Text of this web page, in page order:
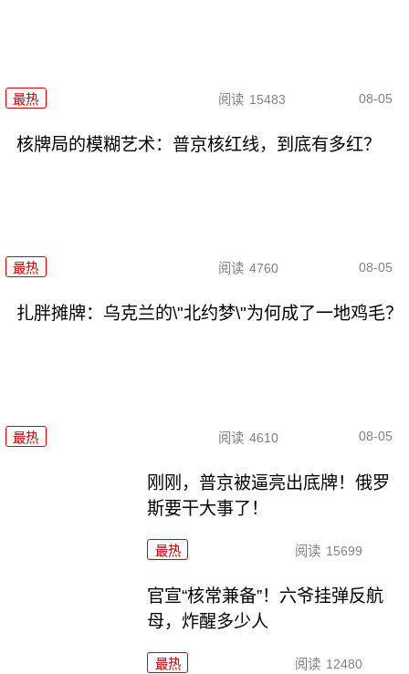
最热 阅读 15483 08-05
核牌局的模糊艺术：普京核红线，到底有多红？
最热 阅读 4760 08-05
扎胖摊牌：乌克兰的\"北约梦\"为何成了一地鸡毛？
最热 阅读 4610 08-05
刚刚，普京被逼亮出底牌！俄罗
斯要干大事了！
最热 阅读 15699
官宣“核常兼备”！六爷挂弹反航
母，炸醒多少人
最热 阅读 12480